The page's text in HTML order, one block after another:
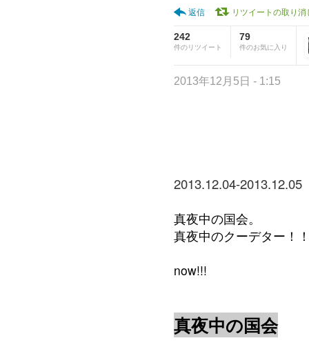
返信 リツイートの取り消
242
件のリツイート
79
件のお気に入り
2013年12月5日 - 1:15
2013.12.04-2013.12.05
真夜中の国会。
真夜中のクーデター！
真夜中の国会